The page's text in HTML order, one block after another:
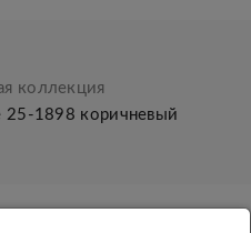
коллекция
25-1898 коричневый